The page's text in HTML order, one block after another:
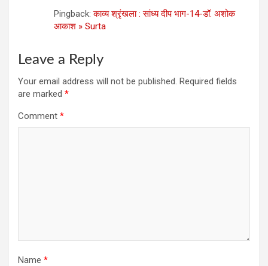
Pingback:काव्‍य श्रृंखला : सांध्‍य दीप भाग-14-डॉ. अशोक
आकाश » Surta
Leave a Reply
Your email address will not be published. Required fields
are marked *
Comment *
Name *